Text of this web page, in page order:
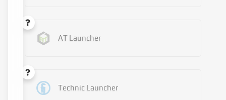
AT Launcher
Technic Launcher